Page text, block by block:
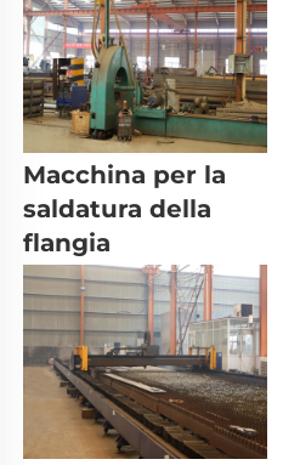
Macchina per la
saldatura della
flangia